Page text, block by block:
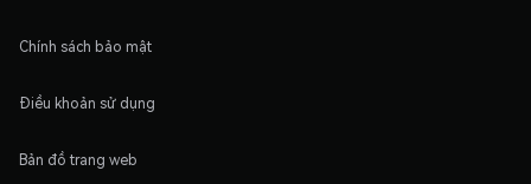
Chính sách bảo mật
Điều khoản sử dụng
Bản đồ trang web